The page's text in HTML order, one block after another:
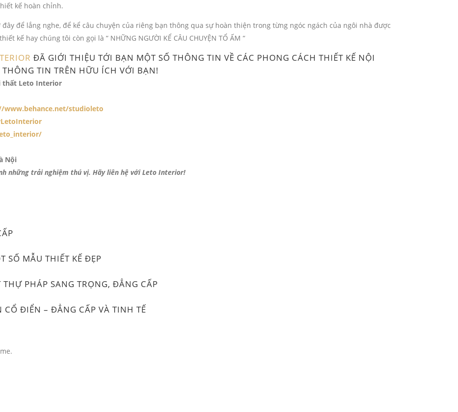
kế hoàn chỉnh.
đây để lắng nghe, để kể câu chuyện của riêng bạn thông qua sự hoàn thiện trong từng ngóc ngách của ngôi nhà được
kế hay chúng tôi còn gọi là “ NHỮNG NGƯỜI KỂ CÂU CHUYỆN TỔ ẤM “
ĐÃ GIỚI THIỆU TỚI BẠN MỘT SỐ THÔNG TIN VỀ CÁC PHONG CÁCH THIẾT KẾ NỘI
TIN TRÊN HỮU ÍCH VỚI BẠN!
thất Leto Interior
www.behance.net/studioleto
Nội
những trải nghiệm thú vị. Hãy liên hệ với Leto Interior!
SỐ MẪU THIẾT KẾ ĐẸP
PHÁP SANG TRỌNG, ĐẲNG CẤP
CỔ ĐIỂN – ĐẲNG CẤP VÀ TINH TẾ